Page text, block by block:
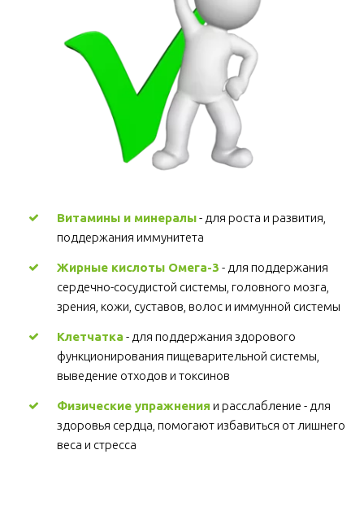
Витамины и минералы - для роста и развития,
поддержания иммунитета
Жирные кислоты Омега-3 - для поддержания
сердечно-сосудистой системы, головного мозга,
зрения, кожи, суставов, волос и иммунной системы
Клетчатка - для поддержания здорового
функционирования пищеварительной системы,
выведение отходов и токсинов
Физические упражнения и расслабление - для
здоровья сердца, помогают избавиться от лишнего
веса и стресса